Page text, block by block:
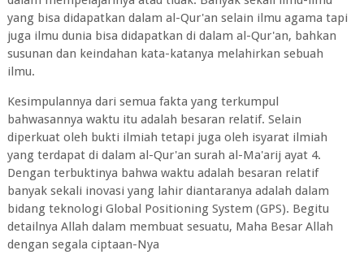
yang bisa didapatkan dalam al-Qur'an selain ilmu agama tapi
juga ilmu dunia bisa didapatkan di dalam al-Qur'an, bahkan
susunan dan keindahan kata-katanya melahirkan sebuah
ilmu.
Kesimpulannya dari semua fakta yang terkumpul
bahwasannya waktu itu adalah besaran relatif. Selain
diperkuat oleh bukti ilmiah tetapi juga oleh isyarat ilmiah
yang terdapat di dalam al-Qur'an surah al-Ma'arij ayat 4.
Dengan terbuktinya bahwa waktu adalah besaran relatif
banyak sekali inovasi yang lahir diantaranya adalah dalam
bidang teknologi Global Positioning System (GPS). Begitu
detailnya Allah dalam membuat sesuatu, Maha Besar Allah
dengan segala ciptaan-Nya